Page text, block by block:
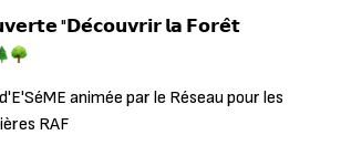
"𝗗𝗲́𝗰𝗼𝘂𝘃𝗿𝗶𝗿 𝗹𝗮 𝗙𝗼𝗿𝗲̂𝘁
animée par le Réseau pour les
RAF